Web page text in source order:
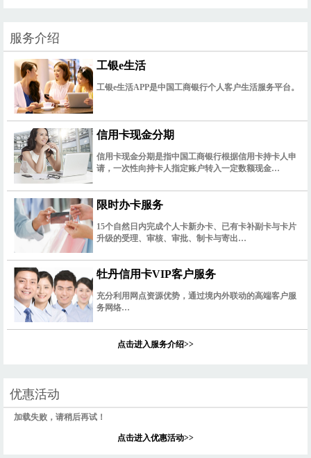
服务介绍
工银e生活
工银e生活APP是中国工商银行个人客户生活服务平台。
信用卡现金分期
信用卡现金分期是指中国工商银行根据信用卡持卡人申
请，一次性向持卡人指定账户转入一定数额现金…
限时办卡服务
15个自然日内完成个人卡新办卡、已有卡补副卡与卡片
升级的受理、审核、审批、制卡与寄出…
牡丹信用卡VIP客户服务
充分利用网点资源优势，通过境内外联动的高端客户服
务网络…
点击进入服务介绍>>
优惠活动
加载失败，请稍后再试！
点击进入优惠活动>>